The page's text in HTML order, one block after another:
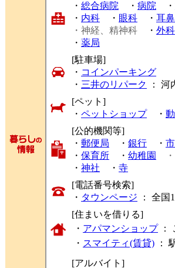
・ 総合病院 ・ 病院 ・
・ 内科 ・ 眼科 ・ 耳
・神経、精神科 ・ 外科
・ 薬局
[駐車場]
・ コインパーキング
・ 三井のリパーク
： 河
[ペット]
・ ペットショップ・
[公的機関等]
・ 郵便局 ・ 銀行 ・
・ 保育所 ・ 幼稚園
・ 神社 ・ 寺
[電話番号検索]
・ タウンページ ： 全国
[住まいを借りる]
・ アパマンショップ：
・ スマイティ(賃貸) ：
[アルバイト]